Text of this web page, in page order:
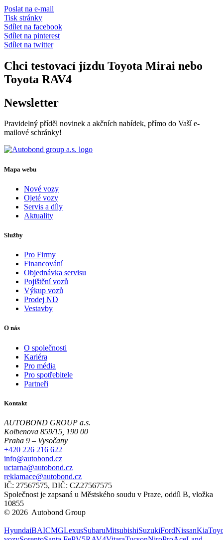
Poslat na e-mail
Tisk stránky
Sdílet na facebook
Sdílet na pinterest
Sdílet na twitter
Chci testovací jízdu Toyota Mirai nebo
Toyota RAV4
Newsletter
Pravidelný příděl novinek a akčních nabídek, přímo do Vaší e-
mailové schránky!
Mapa webu
Nové vozy
Ojeté vozy
Servis a díly
Aktuality
Služby
Pro Firmy
Financování
Objednávka servisu
Pojištění vozů
Výkup vozů
Prodej ND
Vestavby
O nás
O společnosti
Kariéra
Pro média
Pro spotřebitele
Partneři
Kontakt
AUTOBOND GROUP a.s.
Kolbenova 859/15, 190 00
Praha 9 – Vysočany
+420 226 216 622
info@autobond.cz
uctarna@autobond.cz
reklamace@autobond.cz
IČ: 27567575, DIČ: CZ27567575
Společnost je zapsaná u Městského soudu v Praze, oddíl B, vložka
10855
© 2026 Autobond Group
HyundaiBAICMGLexusSubaruMitsubishiSuzukiFordNissanKia